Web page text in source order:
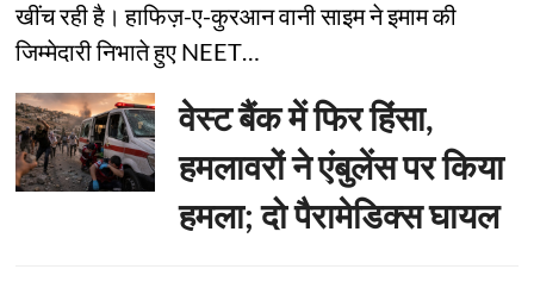
खींच रही है। हाफिज़-ए-कुरआन वानी साइम ने इमाम की
जिम्मेदारी निभाते हुए NEET…
वेस्ट बैंक में फिर हिंसा,
हमलावरों ने एंबुलेंस पर किया
हमला; दो पैरामेडिक्स घायल